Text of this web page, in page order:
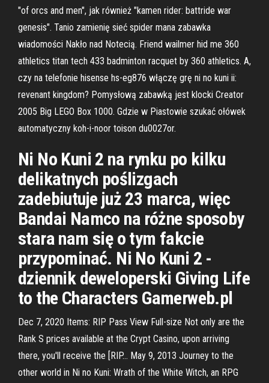
"of orcs and men", jak również "kamen rider: battride war
genesis". Tanio zamienię sieć spider mana zabawka
wiadomości Nakło nad Notecią. Friend wailmer hid me 360
athletics titan tech 433 badminton racquet by 360 athletics. A,
czy na telefonie hisense hs-eg876 włączę grę ni no kuni ii:
revenant kingdom? Pomysłową zabawką jest klocki Creator
2005 Big LEGO Box 1000. Gdzie w Piastowie szukać ołówek
automatyczny koh-i-noor toison du0027or.
Ni No Kuni 2 na rynku po kilku
delikatnych poślizgach
zadebiutuje już 23 marca, więc
Bandai Namco na różne sposoby
stara nam się o tym fakcie
przypominać. Ni No Kuni 2 -
dziennik deweloperski Giving Life
to the Characters Gamerweb.pl
Dec 7, 2020 Items: RIP Pass View Full-size Not only are the
Rank S prices available at the Crypt Casino, upon arriving
there, you'll receive the [RIP… May 9, 2013 Journey to the
other world in Ni no Kuni: Wrath of the White Witch, an RPG